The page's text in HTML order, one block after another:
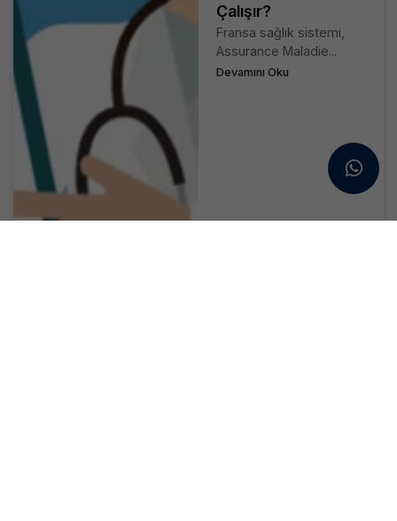
Çalışır?
Fransa sağlık sistemi,
Assurance Maladie...
Devamını Oku